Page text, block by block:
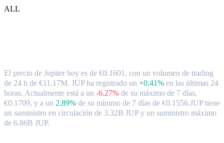
ALL
El precio de Jupiter hoy es de €0.1601, con un volumen de trading
de 24 h de €11.17M. JUP ha registrado un +0.41% en las últimas 24
horas. Actualmente está a un -6.27% de su máximo de 7 días,
€0.1709, y a un 2.89% de su mínimo de 7 días de €0.1556.JUP tiene
un suministro en circulación de 3.32B JUP y un suministro máximo
de 6.86B JUP.